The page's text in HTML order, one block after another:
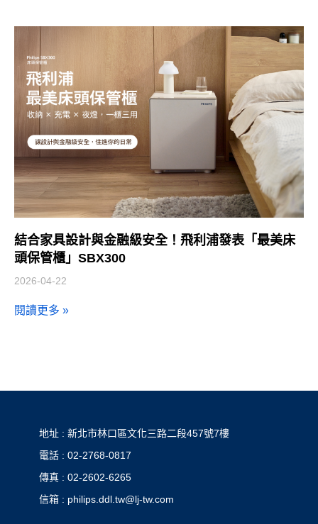
結合家具設計與金融級安全！飛利浦發表「最美床
頭保管櫃」SBX300
2026-04-22
閱讀更多 »
地址 : 新北市林口區文化三路二段457號7樓
電話 : 02-2768-0817
傳真 : 02-2602-6265
信箱 : philips.ddl.tw@lj-tw.com